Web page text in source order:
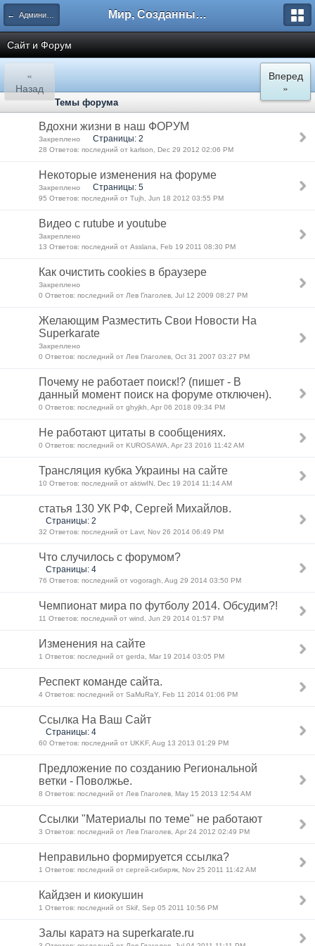
← Администрирование Мир, Созданный Мастером.
Сайт и Форум
«
Назад
Вперед
»
Темы форума
Вдохни жизни в наш ФОРУМ
Закреплено Страницы: 2
28 Ответов: последний от karlson, Dec 29 2012 02:06 PM
Некоторые изменения на форуме
Закреплено Страницы: 5
95 Ответов: последний от Tujh, Jun 18 2012 03:55 PM
Видео с rutube и youtube
Закреплено
13 Ответов: последний от Asslana, Feb 19 2011 08:30 PM
Как очистить cookies в браузере
Закреплено
0 Ответов: последний от Лев Глаголев, Jul 12 2009 08:27 PM
Желающим Разместить Свои Новости На
Superkarate
Закреплено
0 Ответов: последний от Лев Глаголев, Oct 31 2007 03:27 PM
Почему не работает поиск!? (пишет - В
данный момент поиск на форуме отключен).
0 Ответов: последний от ghyjkh, Apr 06 2018 09:34 PM
Не работают цитаты в сообщениях.
0 Ответов: последний от KUROSAWA, Apr 23 2016 11:42 AM
Трансляция кубка Украины на сайте
10 Ответов: последний от aktiwIN, Dec 19 2014 11:14 AM
статья 130 УК РФ, Сергей Михайлов.
Страницы: 2
32 Ответов: последний от Lavr, Nov 26 2014 06:49 PM
Что случилось с форумом?
Страницы: 4
76 Ответов: последний от vogoragh, Aug 29 2014 03:50 PM
Чемпионат мира по футболу 2014. Обсудим?!
11 Ответов: последний от wind, Jun 29 2014 01:57 PM
Изменения на сайте
1 Ответов: последний от gerda, Mar 19 2014 03:05 PM
Респект команде сайта.
4 Ответов: последний от SaMuRaY, Feb 11 2014 01:06 PM
Ссылка На Ваш Сайт
Страницы: 4
60 Ответов: последний от UKKF, Aug 13 2013 01:29 PM
Предложение по созданию Региональной
ветки - Поволжье.
8 Ответов: последний от Лев Глаголев, May 15 2013 12:54 AM
Ссылки "Материалы по теме" не работают
3 Ответов: последний от Лев Глаголев, Apr 24 2012 02:49 PM
Неправильно формируется ссылка?
1 Ответов: последний от сергей-сибиряк, Nov 25 2011 11:42 AM
Кайдзен и киокушин
1 Ответов: последний от Skif, Sep 05 2011 10:56 PM
Залы каратэ на superkarate.ru